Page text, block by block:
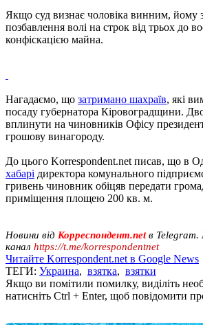
Якщо суд визнає чоловіка винним, йому
позбавлення волі на строк від трьох до
конфіскацією майна.
Нагадаємо, що затримано шахраїв, які
посаду губернатора Кіровоградщини.
вплинути на чиновників Офісу
грошову винагороду.
До цього Korrespondent.net писав, що в
хабарі директора комунального
гривень чиновник обіцяв передати
приміщення площею 200 кв. м.
Новини від Корреспондент.netв Telegram.
канал https://t.me/korrespondentnet
Читайте Korrespondent.net в Google News
ТЕГИ: Украина, взятка, взятки
Якщо ви помітили помилку, виділіть
натисніть Ctrl + Enter, щоб повідомити